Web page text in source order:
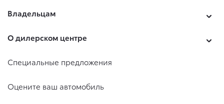
Владельцам
О дилерском центре
Специальные предложения
Оцените ваш автомобиль